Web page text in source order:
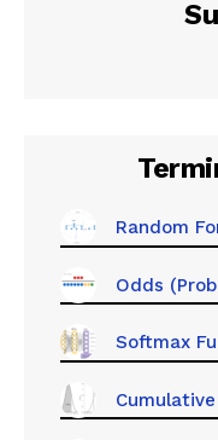
Random
Odds
Softmax